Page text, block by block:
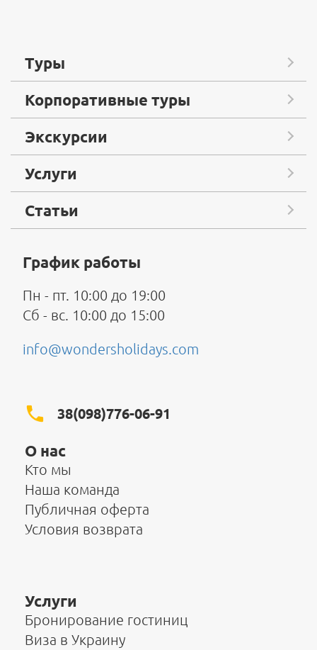
Туры
Корпоративные туры
Экскурсии
Услуги
Статьи
График работы
Пн - пт. 10:00 до 19:00
Сб - вс. 10:00 до 15:00
info@wondersholidays.com
38(098)776-06-91
О нас
Кто мы
Наша команда
Публичная оферта
Условия возврата
Услуги
Бронирование гостиниц
Виза в Украину